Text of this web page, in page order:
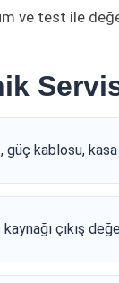
ve test ile
güç kablosu,
kaynağı çıkış